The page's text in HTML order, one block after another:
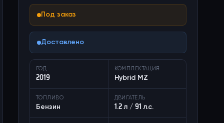
Под заказ
Доставлено
ГОД
2019
КОМПЛЕКТАЦИЯ
Hybrid MZ
ТОПЛИВО
Бензин
ДВИГАТЕЛЬ
1.2 л / 91 л.с.